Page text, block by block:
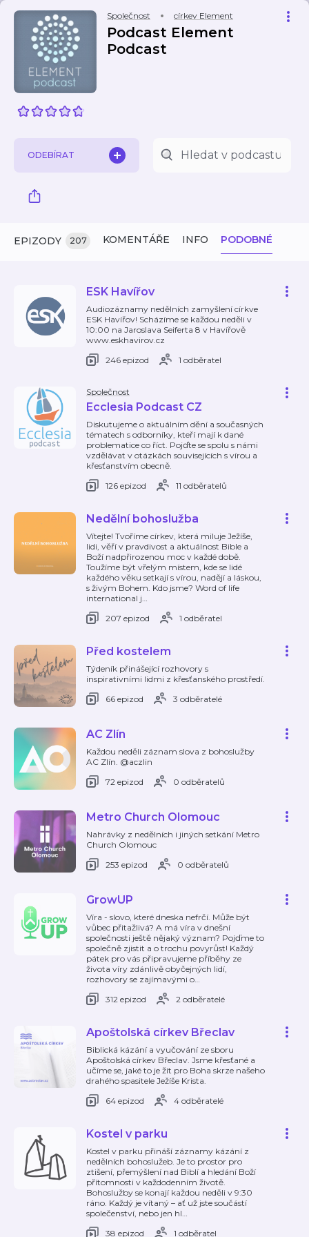
Společnost církev Element
Podcast Element
Podcast
ODEBÍRAT
EPIZODY 207 KOMENTÁŘE INFO PODOBNÉ
ESK Havířov
Audiozáznamy nedělních zamyšlení církve
ESK Havířov! Scházíme se každou neděli v
10:00 na Jaroslava Seiferta 8 v Havířově
www.eskhavirov.cz
246 epizod
1 odběratel
Společnost
Ecclesia Podcast CZ
Diskutujeme o aktuálním dění a současných
tématech s odborníky, kteří mají k dané
problematice co říct. Pojďte se spolu s námi
vzdělávat v otázkách souvisejících s vírou a
křesťanstvím obecně.
126 epizod
11 odběratelů
Nedělní bohoslužba
Vítejte! Tvoříme církev, která miluje Ježíše,
lidi, věří v pravdivost a aktuálnost Bible a
Boží nadpřirozenou moc v každé době.
Toužíme být vřelým místem, kde se lidé
každého věku setkají s vírou, nadějí a láskou,
s živým Bohem. Kdo jsme? Word of life
international j…
207 epizod
1 odběratel
Před kostelem
Týdeník přinášející rozhovory s
inspirativními lidmi z křesťanského prostředí.
66 epizod
3 odběratelé
AC Zlín
Každou neděli záznam slova z bohoslužby
AC Zlín. @aczlin
72 epizod
0 odběratelů
Metro Church Olomouc
Nahrávky z nedělních i jiných setkání Metro
Church Olomouc
253 epizod
0 odběratelů
GrowUP
Víra - slovo, které dneska nefrčí. Může být
vůbec přitažlivá? A má víra v dnešní
společnosti ještě nějaký význam? Pojďme to
společně zjistit a o trochu povyrůst! Každý
pátek pro vás připravujeme příběhy ze
života víry zdánlivě obyčejných lidí,
rozhovory se zajímavými o…
312 epizod
2 odběratelé
Apoštolská církev Břeclav
Biblická kázání a vyučování ze sboru
Apoštolská církev Břeclav. Jsme křesťané a
učíme se, jaké to je žít pro Boha skrze našeho
drahého spasitele Ježíše Krista.
64 epizod
4 odběratelé
Kostel v parku
Kostel v parku přináší záznamy kázání z
nedělních bohoslužeb. Je to prostor pro
ztišení, přemýšlení nad Biblí a hledání Boží
přítomnosti v každodenním životě.
Bohoslužby se konají každou neděli v 9:30
ráno. Každý je vítaný – ať už jste součástí
společenství, nebo jen hl…
38 epizod
1 odběratel